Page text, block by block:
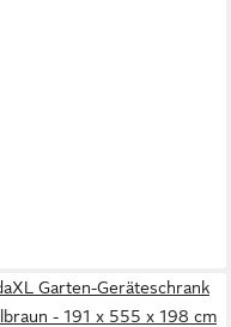
Garten-Geräteschrank
- 191 x 555 x 198 cm